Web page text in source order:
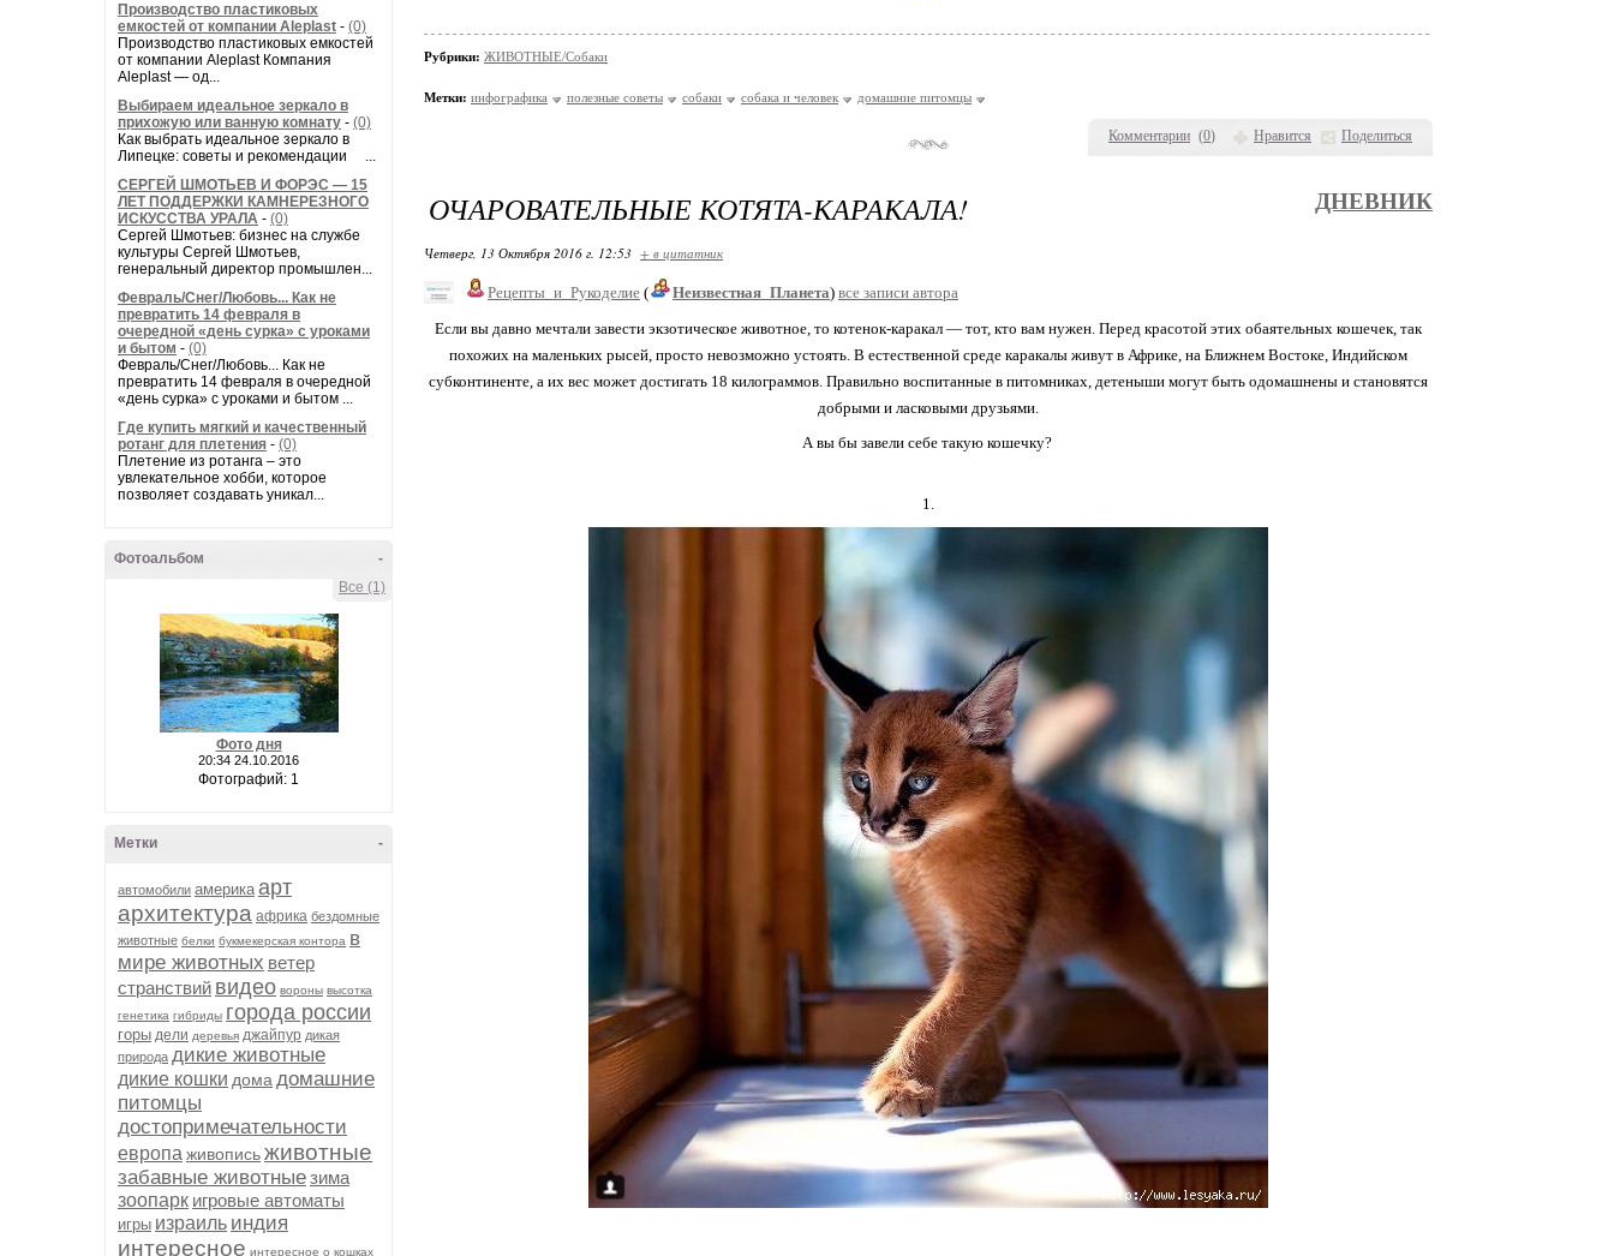
Производство пластиковых
емкостей от компании Aleplast - (0)
Производство пластиковых емкостей
от компании Aleplast Компания
Aleplast — од...
Выбираем идеальное зеркало в
прихожую или ванную комнату - (0)
Как выбрать идеальное зеркало в
Липецке: советы и рекомендации ...
СЕРГЕЙ ШМОТЬЕВ И ФОРЭС — 15
ЛЕТ ПОДДЕРЖКИ КАМНЕРЕЗНОГО
ИСКУССТВА УРАЛА - (0)
Сергей Шмотьев: бизнес на службе
культуры Сергей Шмотьев,
генеральный директор промышлен...
Февраль/Снег/Любовь... Как не
превратить 14 февраля в
очередной «день сурка» с уроками
и бытом - (0)
Февраль/Снег/Любовь... Как не
превратить 14 февраля в очередной
«день сурка» с уроками и бытом ...
Где купить мягкий и качественный
ротанг для плетения - (0)
Плетение из ротанга – это
увлекательное хобби, которое
позволяет создавать уникал...
-
Фотоальбом
Все (1)
Фото дня
20:34 24.10.2016
Фотографий: 1
-
Метки
автомобили америка арт
архитектура африка бездомные
животные белки букмекерская контора в
мире животных ветер
странствий видео вороны высотка
генетика гибриды города россии
горы дели деревья джайпур дикая
природа дикие животные
дикие кошки дома домашние
питомцы
достопримечательности
европа живописьживотные
забавные животныезима
зоопарк игровые автоматы
игры израиль индия
интересное интересное о кошках
Комментарии (0) Нравится Поделиться
Рубрики: ЖИВОТНЫЕ/Собаки
Метки: инфографика полезные советы собаки собака и человек домашние питомцы
ОЧАРОВАТЕЛЬНЫЕ КОТЯТА-КАРАКАЛА! ДНЕВНИК
Четверг, 13 Октября 2016 г. 12:53 + в цитатник
Рецепты_и_Рукоделие ( Неизвестная_Планета) все записи автора
Если вы давно мечтали завести экзотическое животное, то котенок-каракал — тот, кто вам нужен. Перед красотой этих обаятельных кошечек, так
похожих на маленьких рысей, просто невозможно устоять. В естественной среде каракалы живут в Африке, на Ближнем Востоке, Индийском
субконтиненте, а их вес может достигать 18 килограммов. Правильно воспитанные в питомниках, детеныши могут быть одомашнены и становятся
добрыми и ласковыми друзьями.
А вы бы завели себе такую кошечку?
1.